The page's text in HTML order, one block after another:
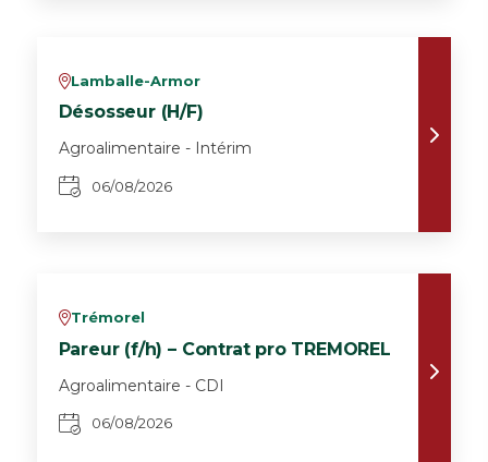
vLamballe-Armor
Désosseur (H/F)
Agroalimentaire - Intérim
06/08/2026
vTrémorel
Pareur (f/h) – Contrat pro TREMOREL
Agroalimentaire - CDI
06/08/2026